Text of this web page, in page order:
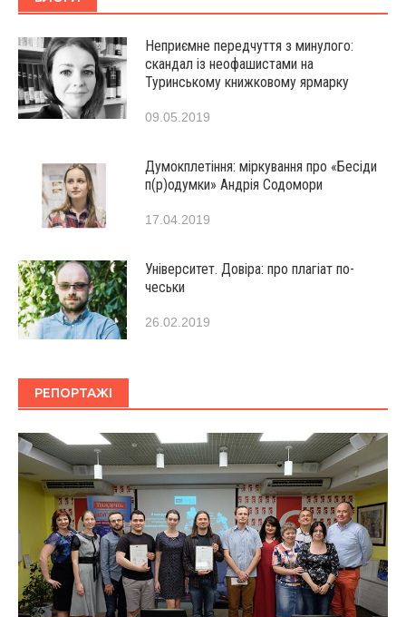
Неприємне передчуття з минулого:
скандал із неофашистами на
Туринському книжковому ярмарку
09.05.2019
Думокплетіння: міркування про «Бесіди
п(р)одумки» Андрія Содомори
17.04.2019
Університет. Довіра: про плагіат по-
чеськи
26.02.2019
РЕПОРТАЖІ